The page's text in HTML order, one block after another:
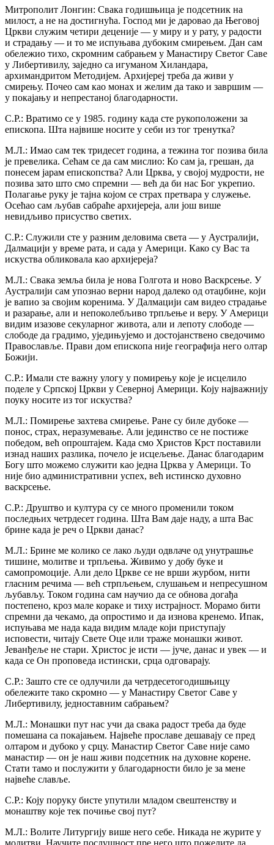
Митрополит Лонгин: Свака годишњица је подсетник на
милост, а не на достигнућа. Господ ми је даровао да Његовој
Цркви служим четири деценије — у миру и у рату, у радости
и страдању — и то ме испуњава дубоким смирењем. Дан сам
обележио тихо, скромним сабрањем у Манастиру Светог Саве
у Либертивилу, заједно са игуманом Хиландара,
архимандритом Методијем. Архијереј треба да живи у
смирењу. Почео сам као монах и желим да тако и завршим —
у покајању и непрестаној благодарности.
С.Р.: Вратимо се у 1985. годину када сте рукоположени за
епископа. Шта највише носите у себи из тог тренутка?
М.Л.: Имао сам тек тридесет година, а тежина тог позива била
је превелика. Сећам се да сам мислио: Ко сам ја, грешан, да
понесем јарам епископства? Али Црква, у својој мудрости, не
позива зато што смо спремни — већ да би нас Бог укрепио.
Полагање руку је тајна којом се страх претвара у служење.
Осећао сам љубав сабраће архијереја, али још више
невидљиво присуство светих.
С.Р.: Служили сте у разним деловима света — у Аустралији,
Далмацији у време рата, и сада у Америци. Како су Вас та
искуства обликовала као архијереја?
М.Л.: Свака земља била је нова Голгота и ново Васкрсење. У
Аустралији сам упознао верни народ далеко од отаџбине, који
је вапио за својим коренима. У Далмацији сам видео страдање
и разарање, али и непоколебљиво трпљење и веру. У Америци
видим изазове секуларног живота, али и лепоту слободе —
слободе да градимо, уједињујемо и достојанствено сведочимо
Православље. Прави дом епископа није географија него олтар
Божији.
С.Р.: Имали сте важну улогу у помирењу које је исцелило
поделе у Српској Цркви у Северној Америци. Коју најважнију
поуку носите из тог искуства?
М.Л.: Помирење захтева смирење. Ране су биле дубоке —
понос, страх, неразумевање. Али јединство се не постиже
победом, већ опроштајем. Када смо Христов Крст поставили
изнад наших разлика, почело је исцељење. Данас благодарим
Богу што можемо служити као једна Црква у Америци. То
није био административни успех, већ истинско духовно
васкрсење.
С.Р.: Друштво и култура су се много променили током
последњих четрдесет година. Шта Вам даје наду, а шта Вас
брине када је реч о Цркви данас?
М.Л.: Брине ме колико се лако људи одвлаче од унутрашње
тишине, молитве и трпљења. Живимо у добу буке и
самопромоције. Али дело Цркве се не врши журбом, нити
гласним речима — већ стрпљењем, слушањем и непресушном
љубављу. Током година сам научио да се обнова догађа
постепено, кроз мале кораке и тиху истрајност. Морамо бити
спремни да чекамо, да опростимо и да изнова кренемо. Ипак,
испуњава ме нада када видим младе који приступају
исповести, читају Свете Оце или траже монашки живот.
Јеванђеље не стари. Христос је исти — јуче, данас и увек — и
када се Он проповеда истински, срца одговарају.
С.Р.: Зашто сте се одлучили да четрдесетогодишњицу
обележите тако скромно — у Манастиру Светог Саве у
Либертивилу, једноставним сабрањем?
М.Л.: Монашки пут нас учи да свака радост треба да буде
помешана са покајањем. Највеће прославе дешавају се пред
олтаром и дубоко у срцу. Манастир Светог Саве није само
манастир — он је наш живи подсетник на духовне корене.
Стати тамо и послужити у благодарности било је за мене
највеће славље.
С.Р.: Коју поруку бисте упутили младом свештенству и
монаштву које тек почиње свој пут?
М.Л.: Волите Литургију више него себе. Никада не журите у